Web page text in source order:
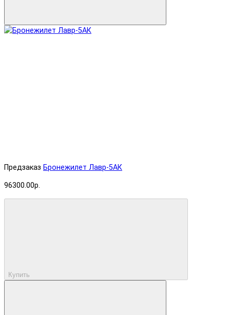
Предзаказ Бронежилет Лавр-5АК
96300.00р.
Купить